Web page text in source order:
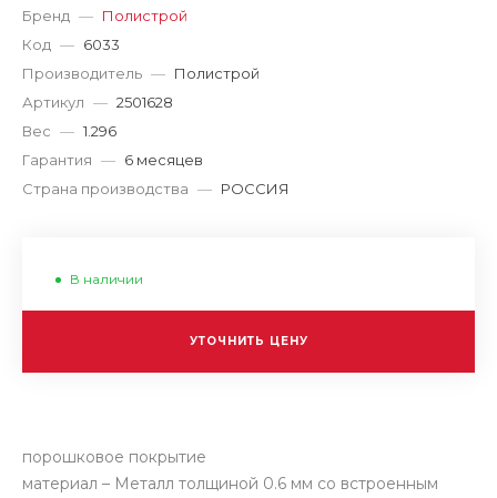
Бренд — Полистрой
Код — 6033
Производитель — Полистрой
Артикул — 2501628
Вес — 1.296
Гарантия — 6 месяцев
Страна производства — РОССИЯ
В наличии
УТОЧНИТЬ ЦЕНУ
порошковое покрытие
материал – Металл толщиной 0.6 мм со встроенным